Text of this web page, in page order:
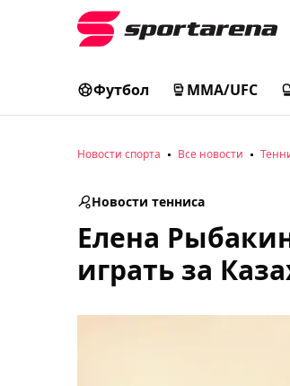
Футбол MMA/UFC
Новости спорта Все новости
Новости тенниса
Елена
играть за